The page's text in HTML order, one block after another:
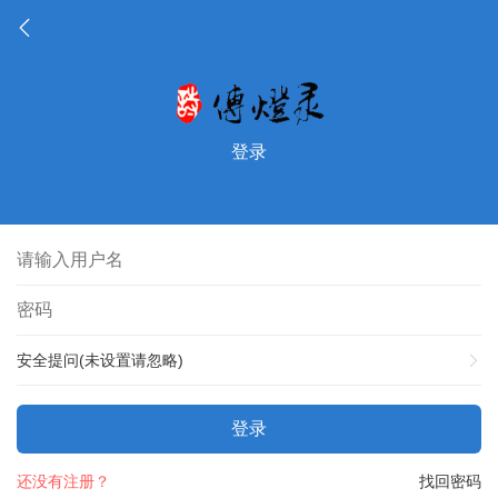
登录
安全提问(未设置请忽略)
登录
找回密码
还没有注册？